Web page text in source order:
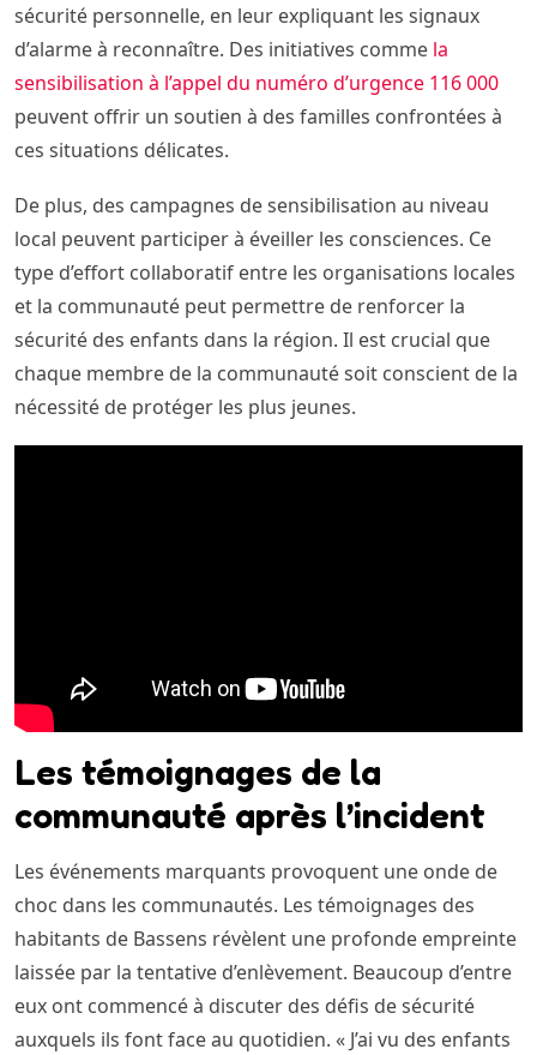
sécurité personnelle, en leur expliquant les signaux
d’alarme à reconnaître. Des initiatives comme la
sensibilisation à l’appel du numéro d’urgence 116 000
peuvent offrir un soutien à des familles confrontées à
ces situations délicates.
De plus, des campagnes de sensibilisation au niveau
local peuvent participer à éveiller les consciences. Ce
type d’effort collaboratif entre les organisations locales
et la communauté peut permettre de renforcer la
sécurité des enfants dans la région. Il est crucial que
chaque membre de la communauté soit conscient de la
nécessité de protéger les plus jeunes.
Les témoignages de la
communauté après l’incident
Les événements marquants provoquent une onde de
choc dans les communautés. Les témoignages des
habitants de Bassens révèlent une profonde empreinte
laissée par la tentative d’enlèvement. Beaucoup d’entre
eux ont commencé à discuter des défis de sécurité
auxquels ils font face au quotidien. « J’ai vu des enfants